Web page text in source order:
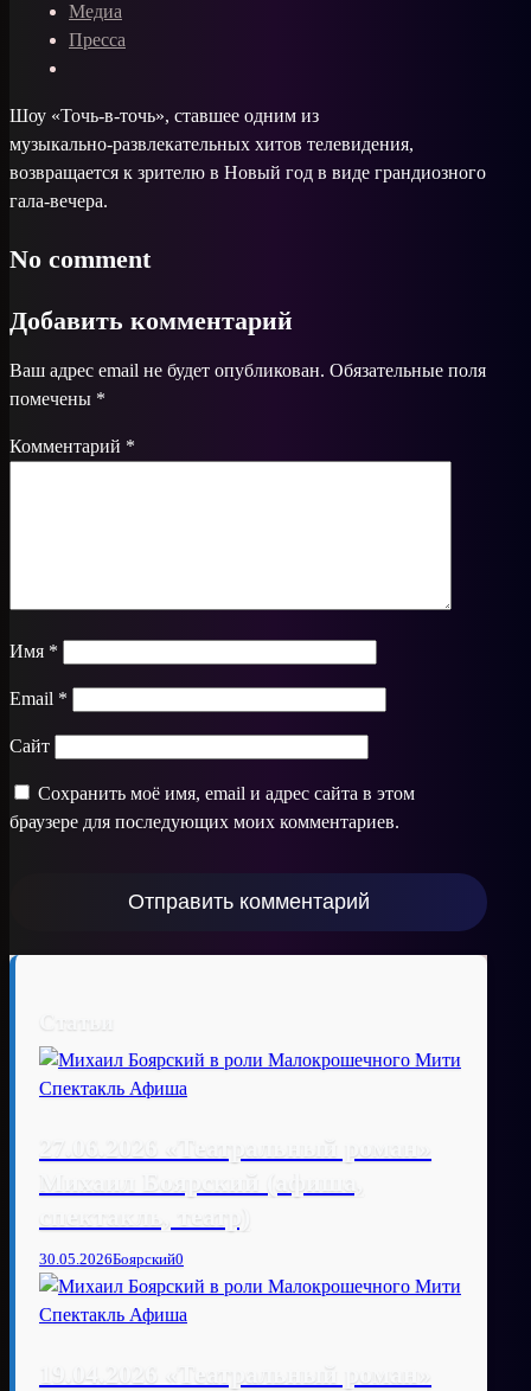
Медиа
Пресса
Шоу «Точь‑в‑точь», ставшее одним из
музыкально‑развлекательных хитов телевидения,
возвращается к зрителю в Новый год в виде грандиозного
гала‑вечера.
No comment
Добавить комментарий
Ваш адрес email не будет опубликован. Обязательные поля
помечены *
Комментарий *
Имя *
Email *
Сайт
Сохранить моё имя, email и адрес сайта в этом
браузере для последующих моих комментариев.
27.06.2026 «Театральный роман»
Михаил Боярский (афиша,
спектакль, театр)
30.05.2026Боярский0
19.04.2026 «Театральный роман»